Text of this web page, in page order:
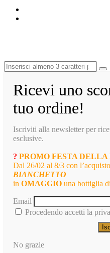
Ricevi uno
tuo ordine!
Iscriviti alla newsletter per
esclusive.
? PROMO FESTA DELLA
Dal 26/02 al 8/3 con
BIANCHETTO
in OMAGGIO una bottiglia
Email
Procedendo accetti la
No grazie